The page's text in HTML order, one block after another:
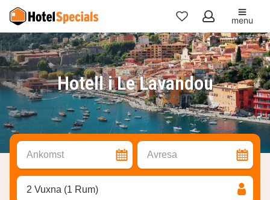
Mina
favoriter
menu
Hotell i Le Lavandou
Ankomst Avresa
2 Vuxna (1 Rum)